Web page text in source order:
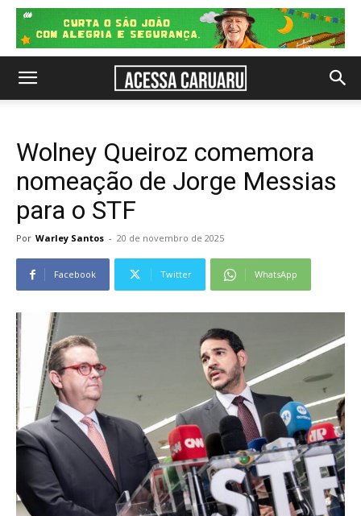
Wolney Queiroz comemora
nomeação de Jorge Messias
para o STF
Por Warley Santos - 20 de novembro de 2025
Facebook Twitter WhatsApp